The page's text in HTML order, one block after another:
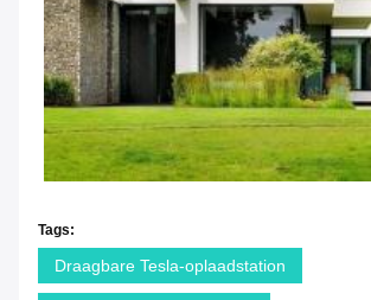
Tags:
Draagbare Tesla-oplaadstation